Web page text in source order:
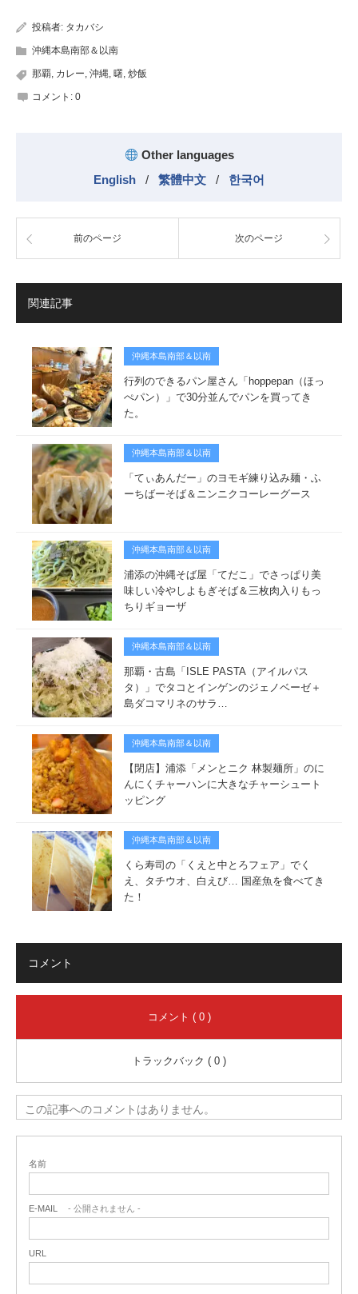
投稿者: タカバシ
沖縄本島南部＆以南
那覇, カレー, 沖縄, 曙, 炒飯
コメント: 0
Other languages
English
/ 繁體中文 / 한국어
前のページ 次のページ
関連記事
沖縄本島南部＆以南
行列のできるパン屋さん「hoppepan（ほっ
ぺパン）」で30分並んでパンを買ってき
た。
沖縄本島南部＆以南
「てぃあんだー」のヨモギ練り込み麺・ふ
ーちばーそば＆ニンニクコーレーグース
沖縄本島南部＆以南
浦添の沖縄そば屋「てだこ」でさっぱり美
味しい冷やしよもぎそば＆三枚肉入りもっ
ちりギョーザ
沖縄本島南部＆以南
那覇・古島「ISLE PASTA（アイルパス
タ）」でタコとインゲンのジェノベーゼ＋
島ダコマリネのサラ…
沖縄本島南部＆以南
【閉店】浦添「メンとニク 林製麺所」のに
んにくチャーハンに大きなチャーシュート
ッピング
沖縄本島南部＆以南
くら寿司の「くえと中とろフェア」でく
え、タチウオ、白えび… 国産魚を食べてき
た！
コメント
コメント ( 0 )
トラックバック ( 0 )
この記事へのコメントはありません。
名前
E-MAIL - 公開されません -
URL